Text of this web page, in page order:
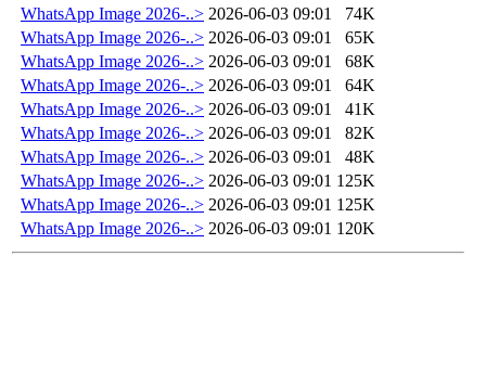
WhatsApp Image 2026-..> 2026-06-03 09:01
74K
WhatsApp Image 2026-..> 2026-06-03 09:01
65K
WhatsApp Image 2026-..> 2026-06-03 09:01
68K
WhatsApp Image 2026-..> 2026-06-03 09:01
64K
WhatsApp Image 2026-..> 2026-06-03 09:01
41K
WhatsApp Image 2026-..> 2026-06-03 09:01
82K
WhatsApp Image 2026-..> 2026-06-03 09:01
48K
WhatsApp Image 2026-..> 2026-06-03 09:01 125K
WhatsApp Image 2026-..> 2026-06-03 09:01 125K
WhatsApp Image 2026-..> 2026-06-03 09:01 120K